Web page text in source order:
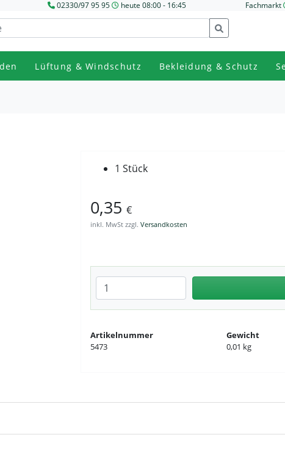
02330/97 95 95 heute 08:00 - 16:45 Fachmarkt
Lüftung & Windschutz Bekleidung & Schutz
1 Stück
0,35 €
inkl. MwSt zzgl. Versandkosten
Anzahl eingeben
Artikelnummer
5473
Gewicht
0,01 kg